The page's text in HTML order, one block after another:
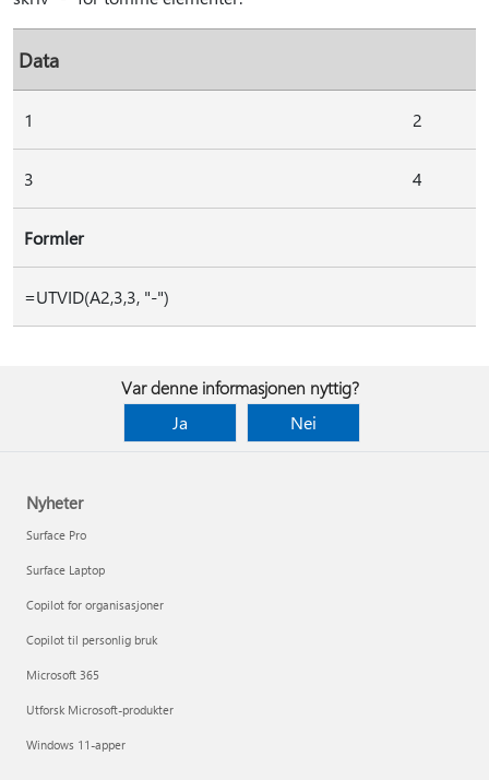
Data
1 2
3 4
Formler
=UTVID(A2,3,3, "-")
Var denne informasjonen nyttig?
Ja
Nei
Nyheter
Surface Pro
Surface Laptop
Copilot for organisasjoner
Copilot til personlig bruk
Microsoft 365
Utforsk Microsoft-produkter
Windows 11-apper